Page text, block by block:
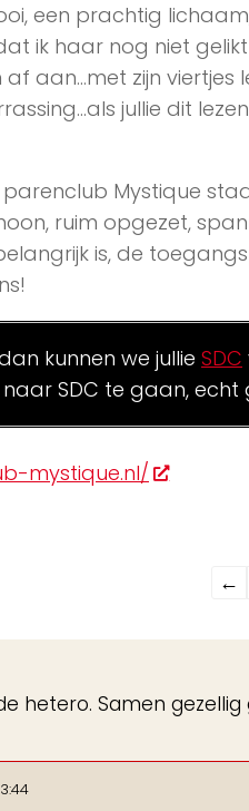
een prachtig
ik haar nog niet
aan…met zijn viertjes
jullie dit
Mystique
ruim opgezet,
is, de
kunnen we jullie SDC
SDC te gaan, echt
mystique.nl/
de
lijst
←
hetero. Samen